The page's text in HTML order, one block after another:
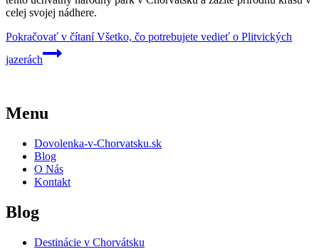
celej svojej nádhere.
Pokračovať v čítaníVšetko, čo potrebujete vedieť o Plitvických
jazerách
Menu
Dovolenka-v-Chorvatsku.sk
Blog
O Nás
Kontakt
Blog
Destinácie v Chorvátsku